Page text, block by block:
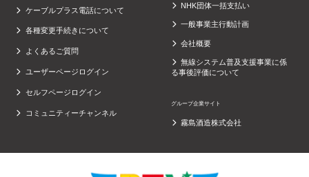
ケーブルプラス電話について
各種変更手続きについて
よくあるご質問
ユーザーページログイン
セルフページログイン
コミュニティーチャンネル
NHK団体一括支払い
一般事業主行動計画
会社概要
無線システム普及支援事業に係
る事後評価について
グループ企業サイト
霧島酒造株式会社